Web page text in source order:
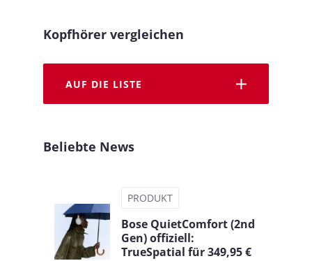
Kopfhörer vergleichen
AUF DIE LISTE
Beliebte News
PRODUKT
Bose QuietComfort (2nd
Gen) offiziell:
TrueSpatial für 349,95 €